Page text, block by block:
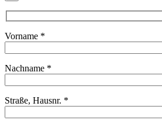
Vorname *
Nachname *
Straße, Hausnr. *